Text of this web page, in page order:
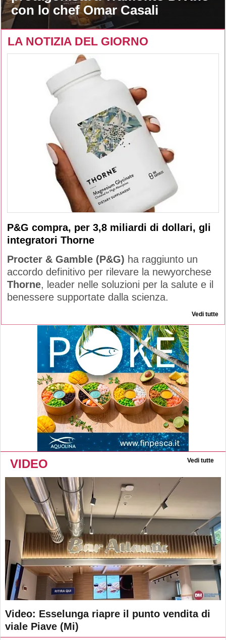
con lo chef Omar Casali
LA NOTIZIA DEL GIORNO
P&G compra, per 3,8 miliardi di dollari, gli
integratori Thorne
Procter & Gamble (P&G) ha raggiunto un
accordo definitivo per rilevare la newyorchese
Thorne, leader nelle soluzioni per la salute e il
benessere supportate dalla scienza.
Vedi tutte
VIDEO Vedi tutte
Video: Esselunga riapre il punto vendita di
viale Piave (Mi)